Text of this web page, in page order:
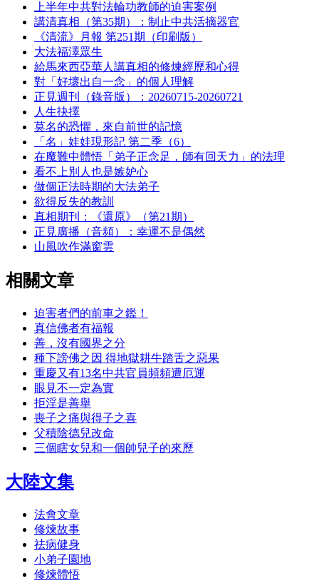
上半年中共對法輪功教師的迫害案例
講清真相（第35期）：制止中共活摘器官
《清流》月報 第251期（印刷版）
大法福澤眾生
給馬來西亞華人講真相的修煉經歷和心得
對「好壞出自一念」的個人理解
正見週刊（錄音版）：20260715-20260721
人生抉擇
莫名的恐懼，來自前世的記憶
「名」娃娃現形記 第二季（6）
在魔難中體悟「弟子正念足，師有回天力」的法理
看不上別人也是嫉妒心
做個正法時期的大法弟子
欲得反失的教訓
真相期刊：《還原》（第21期）
正見廣播（音頻）：幸運不是偶然
山風吹作滿窗雲
相關文章
迫害者們的前車之鑑！
真信佛者有福報
善，沒有國界之分
種下謗佛之因 得地獄耕牛踏舌之惡果
重慶又有13名中共官員頻頻遭厄運
眼見不一定為實
拒淫是善舉
喪子之痛與得子之喜
父積陰德兒改命
三個瞎女兒和一個帥兒子的來歷
大陸文集
法會文章
修煉故事
祛病健身
小弟子園地
修煉體悟